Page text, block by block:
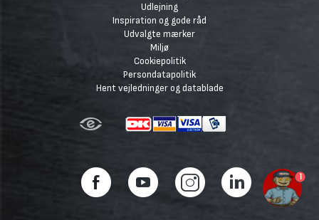
Udlejning
Inspiration og gode råd
Udvalgte mærker
Miljø
Cookiepolitik
Persondatapolitik
Hent vejledninger og datablade
1